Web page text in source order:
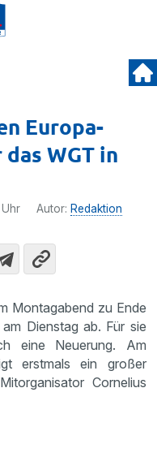
Europa-
WGT in
Uhr Autor: Redaktion
Montagabend zu Ende
Dienstag ab. Für sie
eine Neuerung. Am
erstmals ein großer
Cornelius